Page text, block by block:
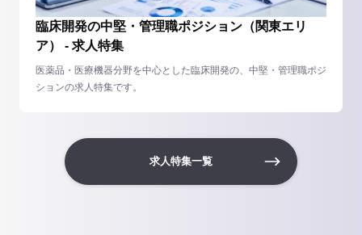
臨床開発の中堅・管理職ポジション（関東エリ
ア） - 求人特集
医薬品・医療機器分野を中心とした臨床開発の、中堅・管理職ポジ
ションの求人特集です。
求人特集一覧